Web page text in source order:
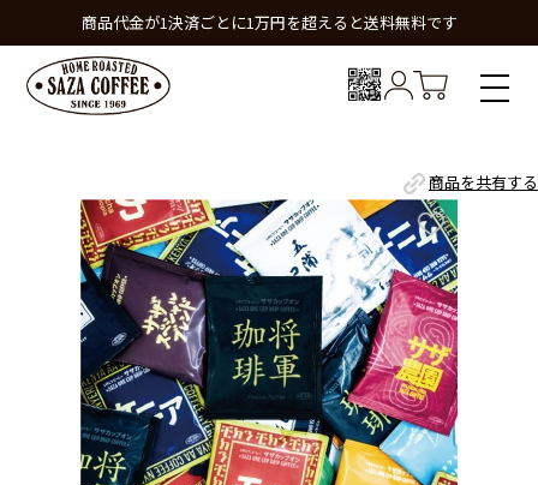
商品代金が1決済ごとに1万円を超えると送料無料です
商品を共有する